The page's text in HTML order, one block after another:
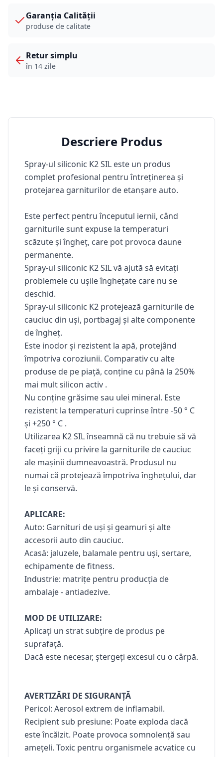
Garanția Calității
produse de calitate
Retur simplu
în 14 zile
Descriere Produs
Spray-ul siliconic K2 SIL este un produs
complet profesional pentru întreținerea și
protejarea garniturilor de etanșare auto.
Este perfect pentru începutul iernii, când
garniturile sunt expuse la temperaturi
scăzute și îngheț, care pot provoca daune
permanente.
Spray-ul siliconic K2 SIL vă ajută să evitați
problemele cu ușile înghețate care nu se
deschid.
Spray-ul siliconic K2 protejează garniturile de
cauciuc din uși, portbagaj și alte componente
de îngheț.
Este inodor și rezistent la apă, protejând
împotriva coroziunii. Comparativ cu alte
produse de pe piață, conține cu până la 250%
mai mult silicon activ .
Nu conține grăsime sau ulei mineral. Este
rezistent la temperaturi cuprinse între -50 ° C
și +250 ° C .
Utilizarea K2 SIL înseamnă că nu trebuie să vă
faceți griji cu privire la garniturile de cauciuc
ale mașinii dumneavoastră. Produsul nu
numai că protejează împotriva înghețului, dar
le și conservă.
APLICARE:
Auto: Garnituri de uși și geamuri și alte
accesorii auto din cauciuc.
Acasă: jaluzele, balamale pentru uși, sertare,
echipamente de fitness.
Industrie: matrițe pentru producția de
ambalaje - antiadezive.
MOD DE UTILIZARE:
Aplicați un strat subțire de produs pe
suprafață.
Dacă este necesar, ștergeți excesul cu o cârpă.
AVERTIZĂRI DE SIGURANȚĂ
Pericol: Aerosol extrem de inflamabil.
Recipient sub presiune: Poate exploda dacă
este încălzit. Poate provoca somnolență sau
amețeli. Toxic pentru organismele acvatice cu